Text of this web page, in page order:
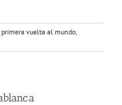
primera vuelta al mundo